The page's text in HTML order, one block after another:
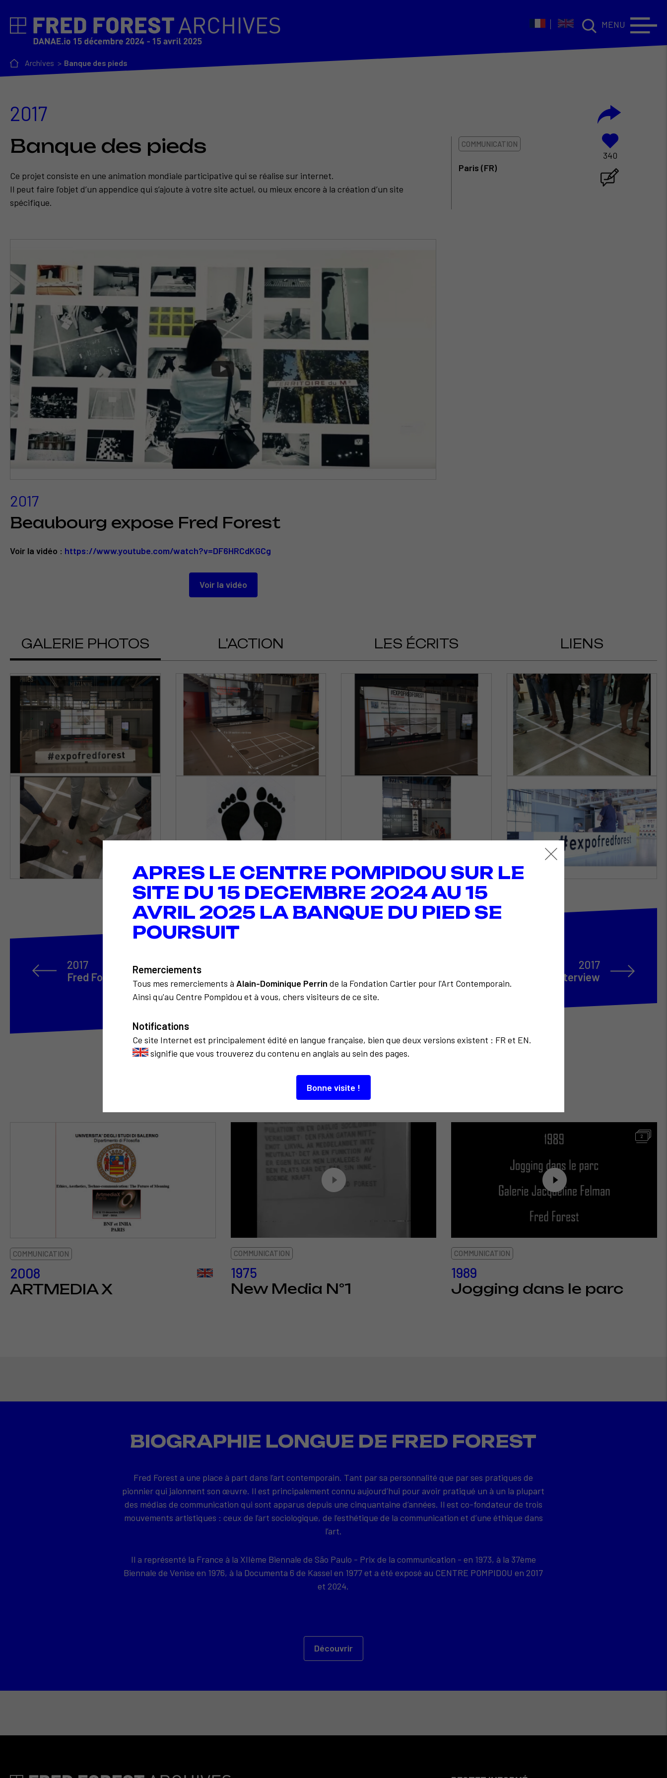
APRES LE CENTRE POMPIDOU SUR LE
SITE DU 15 DECEMBRE 2024 AU 15
AVRIL 2025 LA BANQUE DU PIED SE
POURSUIT
Remerciements
Tous mes remerciements à Alain-Dominique Perrin de la Fondation Cartier pour l'Art Contemporain.
Ainsi qu'au Centre Pompidou et à vous, chers visiteurs de ce site.
Notifications
Ce site Internet est principalement édité en langue française, bien que deux versions existent : FR et EN.
signifie que vous trouverez du contenu en anglais au sein des pages.
Bonne visite !
MENU
Archives Banque des pieds
340
2017
Banque des pieds
Ce projet consiste en une animation mondiale participative qui se réalise sur internet.
Il peut faire l’objet d’un appendice qui s’ajoute à votre site actuel, ou mieux encore à la création d’un site
spécifique.
COMMUNICATION
Paris (FR)
2017
Beaubourg expose Fred Forest
Voir la vidéo : https://www.youtube.com/watch?v=DF6HRCdKGCg
Voir la vidéo
GALERIE PHOTOS L'ACTION LES ÉCRITS LIENS
2017
Fred Forest Les Territoires
2017
Art interview
À découvrir aussi…
COMMUNICATION
2008
ARTMEDIA X
COMMUNICATION
1975
New Media N°1
2
COMMUNICATION
1989
Jogging dans le parc
BIOGRAPHIE LONGUE DE FRED FOREST
Fred Forest a une place à part dans l’art contemporain. Tant par sa personnalité que par ses pratiques de
pionnier qui jalonnent son œuvre. Il est principalement connu aujourd’hui pour avoir pratiqué un à un la plupart
des médias de communication qui sont apparus depuis une cinquantaine d’années. Il est co-fondateur de trois
mouvements artistiques : ceux de l’art sociologique, de l’esthétique de la communication et d’une éthique dans
l’art.
Il a représenté la France à la XIIème Biennale de São Paulo - Prix de la communication - en 1973, à la 37ème
Biennale de Venise en 1976, à la Documenta 6 de Kassel en 1977 et a été exposé au CENTRE POMPIDOU en 2017
et 2024.
Découvrir